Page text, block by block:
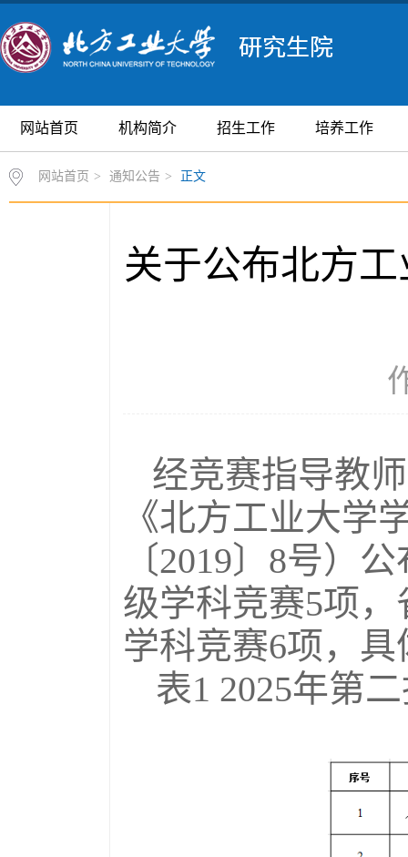
网站首页 机构简介 招生工作 培养工作
网站首页 > 通知公告 > 正文
关于公布北方
经竞赛指导教
《北方工业大学
〔2019〕8号）
级学科竞赛5项
学科竞赛6项， 具
表1 2025年第